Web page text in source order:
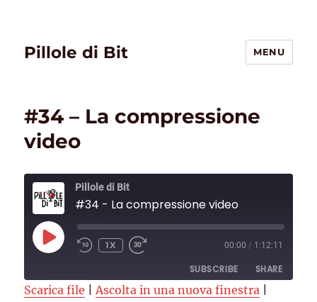
Pillole di Bit MENU
#34 – La compressione
video
Pillole di Bit
#34 - La compressione video
PLAY
EPISODE
1X 00:00 / 1:12:11
SUBSCRIBE SHARE
Scarica file |Ascolta in una nuova finestra